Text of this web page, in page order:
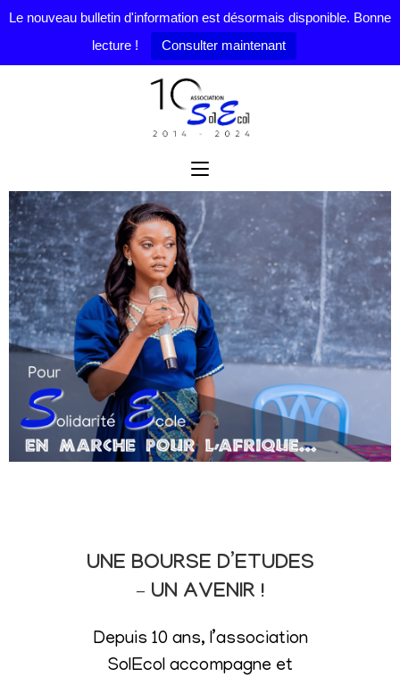
Le nouveau bulletin d'information est désormais disponible. Bonne
lecture !
Consulter maintenant
UNE BOURSE D’ETUDES
– UN AVENIR !
Depuis 10 ans, l’association
SolEcol accompagne et